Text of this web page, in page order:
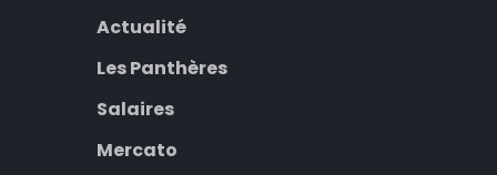
Actualité
Les Panthères
Salaires
Mercato